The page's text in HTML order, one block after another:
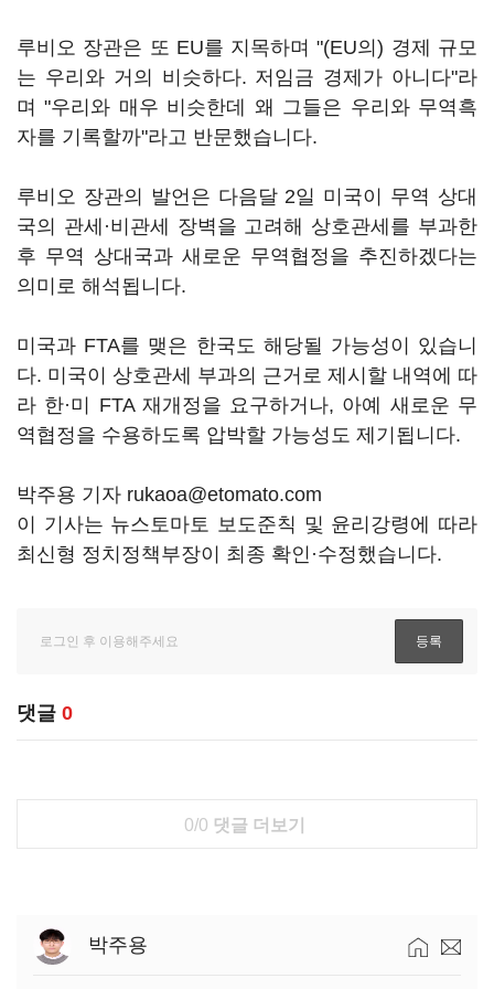
루비오 장관은 또 EU를 지목하며 "(EU의) 경제 규모
는 우리와 거의 비슷하다. 저임금 경제가 아니다"라
며 "우리와 매우 비슷한데 왜 그들은 우리와 무역흑
자를 기록할까"라고 반문했습니다.
루비오 장관의 발언은 다음달 2일 미국이 무역 상대
국의 관세·비관세 장벽을 고려해 상호관세를 부과한
후 무역 상대국과 새로운 무역협정을 추진하겠다는
의미로 해석됩니다.
미국과 FTA를 맺은 한국도 해당될 가능성이 있습니
다. 미국이 상호관세 부과의 근거로 제시할 내역에 따
라 한·미 FTA 재개정을 요구하거나, 아예 새로운 무
역협정을 수용하도록 압박할 가능성도 제기됩니다.
박주용 기자 rukaoa@etomato.com
이 기사는 뉴스토마토 보도준칙 및 윤리강령에 따라
최신형 정치정책부장이 최종 확인·수정했습니다.
댓글 0
0/0 댓글 더보기
박주용